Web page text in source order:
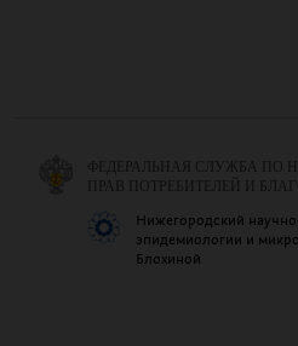
ФЕДЕРАЛЬНАЯ СЛУЖБА ПО
ПРАВ ПОТРЕБИТЕЛЕЙ И
Нижегородский
эпидемиологии и
Блохиной